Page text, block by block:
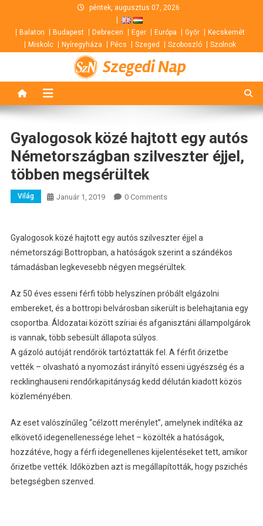
content
péntek, augusztus 07, 2026
Balaton Budapest Debrecen Eger Európa Győr
Kecskemét
Miskolc
Nyíregyháza Pécs Szeged Szoboszló Szolnok
Szegedi Nap
Gyalogosok közé hajtott egy autós
Németországban szilveszter éjjel,
többen megsérültek
Világ Január 1, 2019 0 Comments
Gyalogosok közé hajtott egy autós szilveszter éjjel a
németországi Bottropban, a hatóságok szerint a szándékos
támadásban legkevesebb négyen megsérültek.
Az 50 éves esseni férfi több helyszínen próbált elgázolni
embereket, és a bottropi belvárosban sikerült is belehajtania egy
csoportba. Áldozatai között szíriai és afganisztáni állampolgárok
is vannak, több sebesült állapota súlyos.
A gázoló autóját rendőrök tartóztatták fel. A férfit őrizetbe
vették – olvasható a nyomozást irányító esseni ügyészség és a
recklinghauseni rendőrkapitányság kedd délután kiadott közös
közleményében.
Az eset valószínűleg “célzott merénylet”, amelynek indítéka az
elkövető idegenellenessége lehet – közölték a hatóságok,
hozzátéve, hogy a férfi idegenellenes kijelentéseket tett, amikor
őrizetbe vették. Időközben azt is megállapították, hogy pszichés
betegségben szenved.